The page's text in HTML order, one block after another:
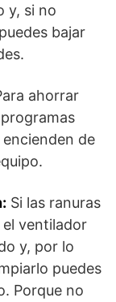
y, si no
bajar
ahorrar
de
Si las ranuras
el ventilador
y, por lo
puedes
Porque no